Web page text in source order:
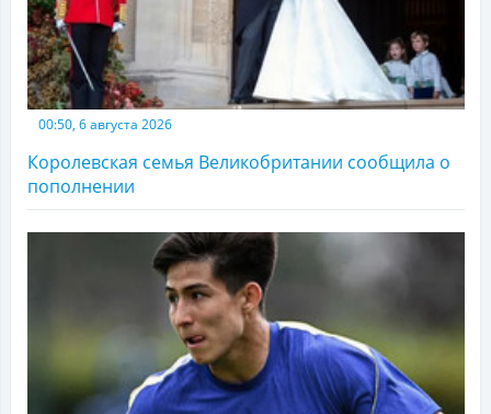
00:50, 6 августа 2026
Королевская семья Великобритании сообщила о
пополнении